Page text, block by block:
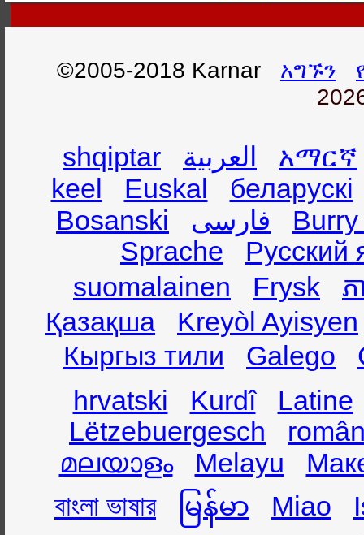
©2005-2018 Karnar አግኙን
shqiptar العربية
አማርኛ
keel
Euskal
беларускі
Bosanski
فارسی
Sprache
Русский
suomalainen
Frysk
ភ
Қазақша
Kreyòl Ayisyen
Кыргыз тили
Galego
hrvatski
Kurdî
Latine
Lëtzebuergesch
മലയാളം
Melayu
বাংলা ভাষার
မြန်မာ Miao